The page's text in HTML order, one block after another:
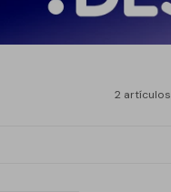
2 artículos